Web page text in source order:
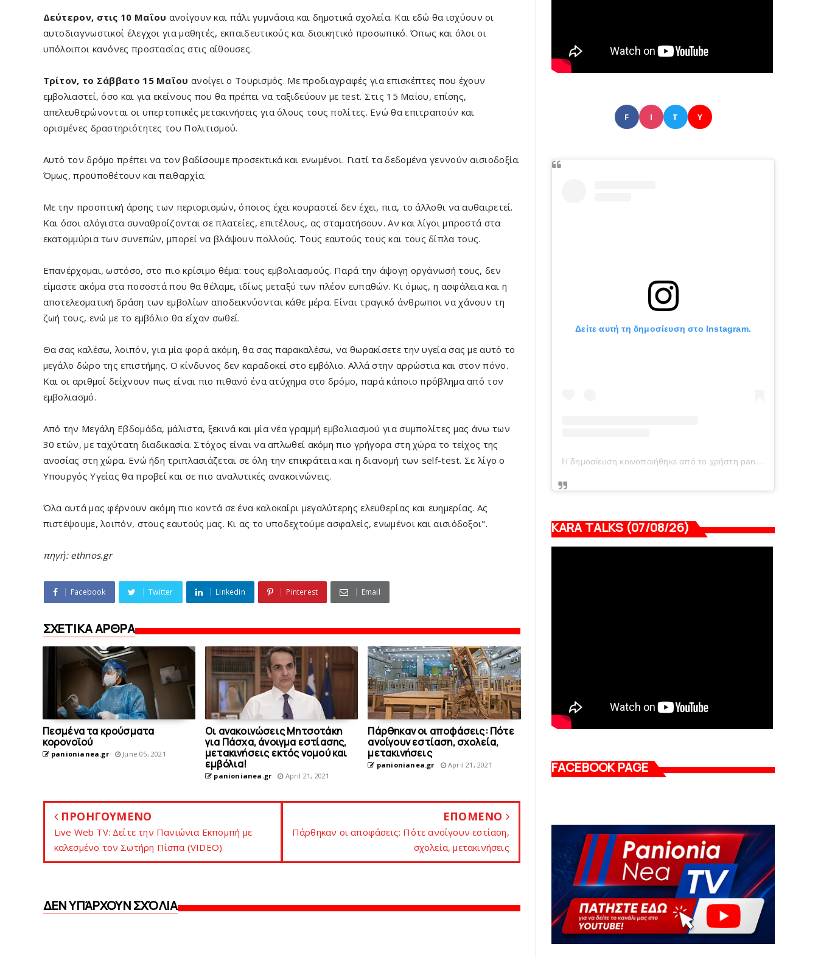
Δεύτερον, στις 10 Μαΐου ανοίγουν και πάλι γυμνάσια και δημοτικά σχολεία. Και εδώ θα ισχύουν οι
αυτοδιαγνωστικοί έλεγχοι για μαθητές, εκπαιδευτικούς και διοικητικό προσωπικό. Όπως και όλοι οι
υπόλοιποι κανόνες προστασίας στις αίθουσες.
Τρίτον, το Σάββατο 15 Μαΐου ανοίγει ο Τουρισμός. Με προδιαγραφές για επισκέπτες που έχουν
εμβολιαστεί, όσο και για εκείνους που θα πρέπει να ταξιδεύουν με test. Στις 15 Μαΐου, επίσης,
απελευθερώνονται οι υπερτοπικές μετακινήσεις για όλους τους πολίτες. Ενώ θα επιτραπούν και
ορισμένες δραστηριότητες του Πολιτισμού.
Αυτό τον δρόμο πρέπει να τον βαδίσουμε προσεκτικά και ενωμένοι. Γιατί τα δεδομένα γεννούν αισιοδοξία.
Όμως, προϋποθέτουν και πειθαρχία.
Με την προοπτική άρσης των περιορισμών, όποιος έχει κουραστεί δεν έχει, πια, το άλλοθι να αυθαιρετεί.
Και όσοι αλόγιστα συναθροίζονται σε πλατείες, επιτέλους, ας σταματήσουν. Αν και λίγοι μπροστά στα
εκατομμύρια των συνεπών, μπορεί να βλάψουν πολλούς. Τους εαυτούς τους και τους δίπλα τους.
Επανέρχομαι, ωστόσο, στο πιο κρίσιμο θέμα: τους εμβολιασμούς. Παρά την άψογη οργάνωσή τους, δεν
είμαστε ακόμα στα ποσοστά που θα θέλαμε, ιδίως μεταξύ των πλέον ευπαθών. Κι όμως, η ασφάλεια και η
αποτελεσματική δράση των εμβολίων αποδεικνύονται κάθε μέρα. Είναι τραγικό άνθρωποι να χάνουν τη
ζωή τους, ενώ με το εμβόλιο θα είχαν σωθεί.
Θα σας καλέσω, λοιπόν, για μία φορά ακόμη, θα σας παρακαλέσω, να θωρακίσετε την υγεία σας με αυτό το
μεγάλο δώρο της επιστήμης. Ο κίνδυνος δεν καραδοκεί στο εμβόλιο. Αλλά στην αρρώστια και στον πόνο.
Και οι αριθμοί δείχνουν πως είναι πιο πιθανό ένα ατύχημα στο δρόμο, παρά κάποιο πρόβλημα από τον
εμβολιασμό.
Από την Μεγάλη Εβδομάδα, μάλιστα, ξεκινά και μία νέα γραμμή εμβολιασμού για συμπολίτες μας άνω των
30 ετών, με ταχύτατη διαδικασία. Στόχος είναι να απλωθεί ακόμη πιο γρήγορα στη χώρα το τείχος της
ανοσίας στη χώρα. Ενώ ήδη τριπλασιάζεται σε όλη την επικράτεια και η διανομή των self-test. Σε λίγο ο
Υπουργός Υγείας θα προβεί και σε πιο αναλυτικές ανακοινώνεις.
Όλα αυτά μας φέρνουν ακόμη πιο κοντά σε ένα καλοκαίρι μεγαλύτερης ελευθερίας και ευημερίας. Ας
πιστέψουμε, λοιπόν, στους εαυτούς μας. Κι ας το υποδεχτούμε ασφαλείς, ενωμένοι και αισιόδοξοι".
πηγή: ethnos.gr
Facebook Twitter Linkedin Pinterest Email
ΣΧΕΤΙΚΑ ΑΡΘΡΑ
Πεσμένα τα κρούσματα
κορονοϊού
panionianea.gr June 05, 2021
Οι ανακοινώσεις Μητσοτάκη
για Πάσχα, άνοιγμα εστίασης,
μετακινήσεις εκτός νομού και
εμβόλια!
panionianea.gr April 21, 2021
Πάρθηκαν οι αποφάσεις: Πότε
ανοίγουν εστίαση, σχολεία,
μετακινήσεις
panionianea.gr April 21, 2021
ΠΡΟΗΓΟΥΜΕΝΟ
Live Web TV: Δείτε την Πανιώνια Εκπομπή με
καλεσμένο τον Σωτήρη Πίσπα (VIDEO)
ΕΠΟΜΕΝΟ
Πάρθηκαν οι αποφάσεις: Πότε ανοίγουν εστίαση,
σχολεία, μετακινήσεις
ΔΕΝ ΥΠΆΡΧΟΥΝ ΣΧΌΛΙΑ
F I T Y
Δείτε αυτή τη δημοσίευση στο Instagram.
Η δημοσίευση κοινοποιήθηκε από το χρήστη panionianea.gr (@panionianea.gr)
KARA TALKS (07/08/26)
FACEBOOK PAGE